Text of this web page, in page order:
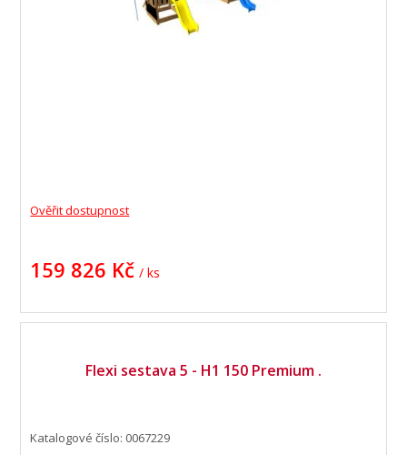
Ověřit dostupnost
159 826 Kč / ks
Flexi sestava 5 - H1 150 Premium .
Katalogové číslo: 0067229